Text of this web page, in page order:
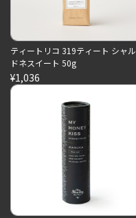
ティートリコ 319ティート シャル
ドネスイート 50g
¥1,036